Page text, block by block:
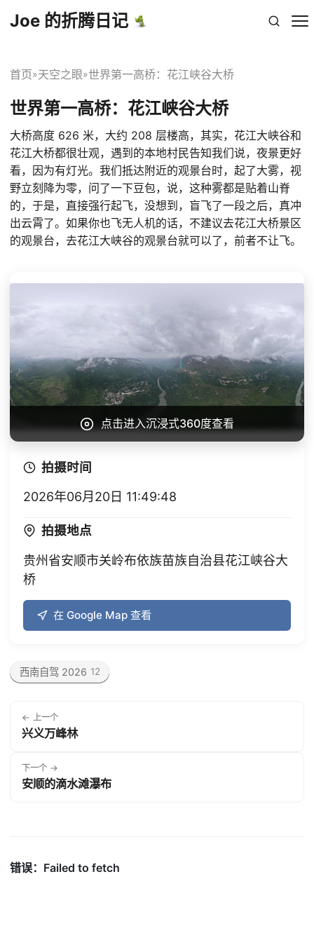
Joe 的折腾日记
首页»天空之眼»世界第一高桥：花江峡谷大桥
世界第一高桥：花江峡谷大桥
大桥高度 626 米，大约 208 层楼高，其实，花江大峡谷和
花江大桥都很壮观，遇到的本地村民告知我们说，夜景更好
看，因为有灯光。我们抵达附近的观景台时，起了大雾，视
野立刻降为零，问了一下豆包，说，这种雾都是贴着山脊
的，于是，直接强行起飞，没想到，盲飞了一段之后，真冲
出云霄了。如果你也飞无人机的话，不建议去花江大桥景区
的观景台，去花江大峡谷的观景台就可以了，前者不让飞。
点击进入沉浸式360度查看
拍摄时间
2026年06月20日 11:49:48
拍摄地点
贵州省安顺市关岭布依族苗族自治县花江峡谷大
桥
在 Google Map 查看
西南自驾 2026 12
← 上一个
兴义万峰林
下一个 →
安顺的滴水滩瀑布